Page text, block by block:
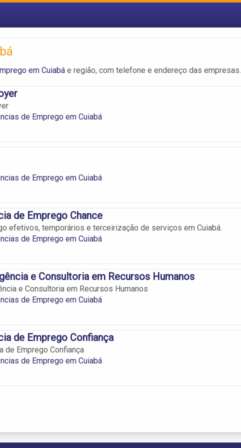
em Cuiabá e região, com telefone e endereço das empresas.
de Emprego em Cuiabá
de Emprego em Cuiabá
de Emprego Chance
efetivos, temporários e terceirização de serviços em Cuiabá.
de Emprego em Cuiabá
e Consultoria em Recursos Humanos
e Consultoria em Recursos Humanos
de Emprego em Cuiabá
de Emprego Confiança
de Emprego Confiança
de Emprego em Cuiabá